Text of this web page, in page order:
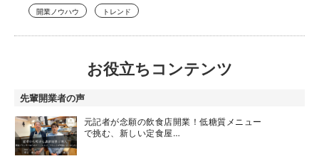
開業ノウハウ トレンド
お役立ちコンテンツ
先輩開業者の声
元記者が念願の飲食店開業！低糖質メニュー
で挑む、新しい定食屋…